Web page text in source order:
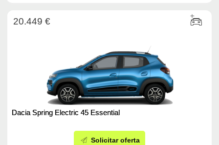
20.449 €
Dacia Spring Electric 45 Essential
Solicitar oferta